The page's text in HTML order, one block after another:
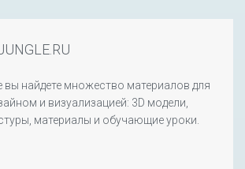
вы найдете множество материалов для
и визуализацией: 3D модели,
материалы и обучающие уроки.